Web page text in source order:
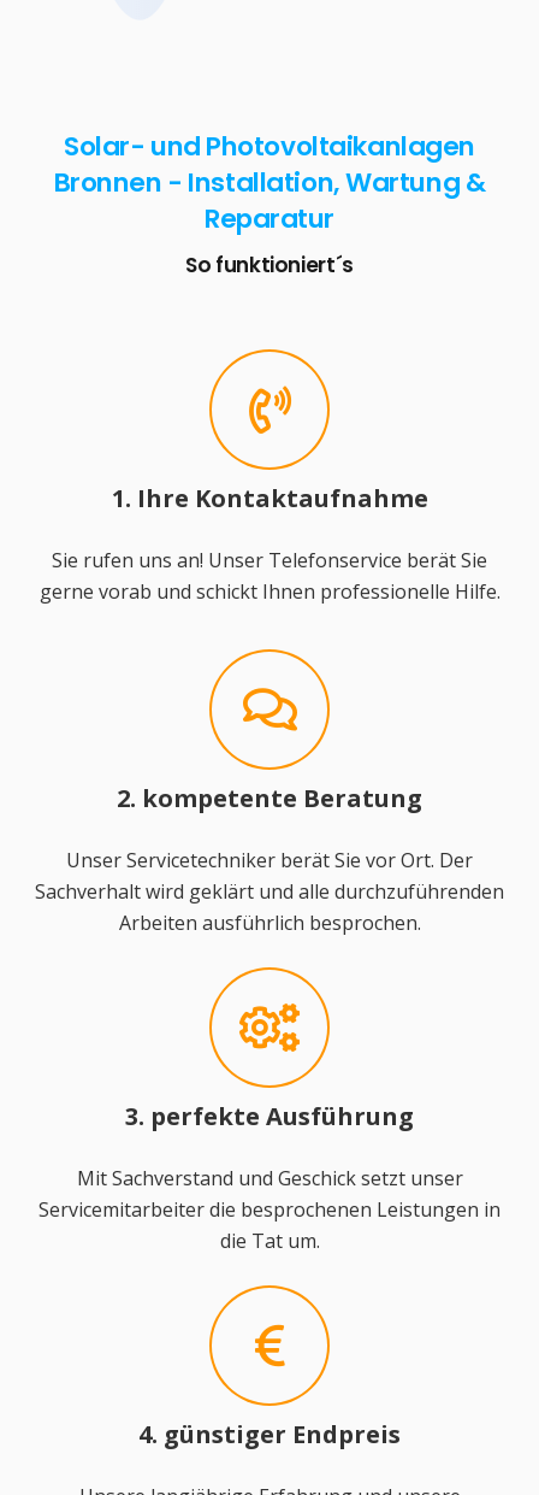
Solar- und Photovoltaikanlagen
Bronnen - Installation, Wartung &
Reparatur
So funktioniert´s
1. Ihre Kontaktaufnahme
Sie rufen uns an! Unser Telefonservice berät Sie
gerne vorab und schickt Ihnen professionelle Hilfe.
2. kompetente Beratung
Unser Servicetechniker berät Sie vor Ort. Der
Sachverhalt wird geklärt und alle durchzuführenden
Arbeiten ausführlich besprochen.
3. perfekte Ausführung
Mit Sachverstand und Geschick setzt unser
Servicemitarbeiter die besprochenen Leistungen in
die Tat um.
4. günstiger Endpreis